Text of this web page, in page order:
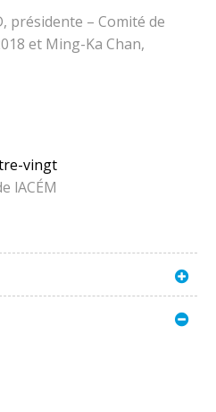
présidente – Comité de
et Ming-Ka Chan,
vingt